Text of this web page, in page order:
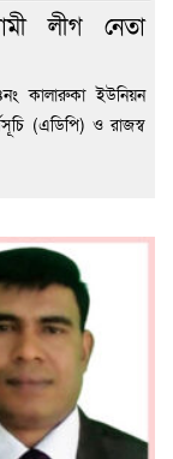
লীগ নেতা
কালারুকা ইউনিয়ন
(এডিপি) ও রাজস্ব